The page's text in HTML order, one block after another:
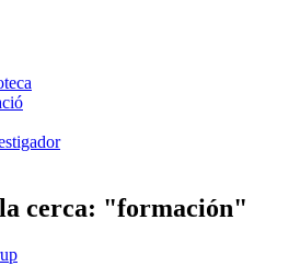
cerca: "formación"